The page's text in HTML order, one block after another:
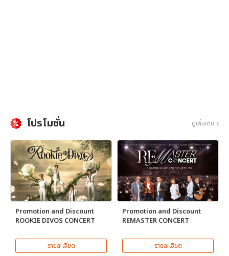
โปรโมชั่น ดูเพิ่มเติม
Promotion and Discount
ROOKIE DIVOS CONCERT
รายละเอียด
Promotion and Discount
REMASTER CONCERT
รายละเอียด